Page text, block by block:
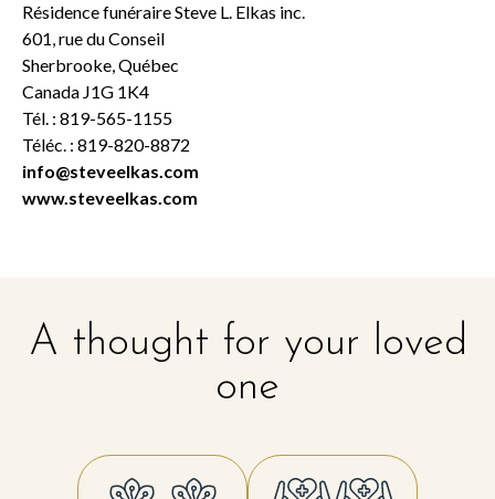
Résidence funéraire Steve L. Elkas inc.
601, rue du Conseil
Sherbrooke, Québec
Canada J1G 1K4
Tél. : 819-565-1155
Téléc. : 819-820-8872
info@steveelkas.com
www.steveelkas.com
A thought for your loved
one